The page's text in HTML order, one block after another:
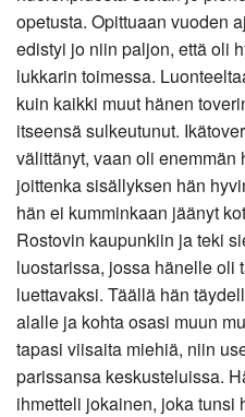
opetusta. Opittuaan vuoden
edistyi jo niin paljon, että oli
lukkarin toimessa.
kuin kaikki muut hänen
itseensä sulkeutunut.
välittänyt, vaan oli
joittenka sisällyksen hän
hän ei kumminkaan jäänyt
Rostovin kaupunkiin ja teki
luostarissa, jossa hänelle oli
luettavaksi. Täällä hän
alalle ja kohta osasi muun
tapasi viisaita miehiä, niin
parissansa keskusteluissa.
ihmetteli jokainen, joka tunsi